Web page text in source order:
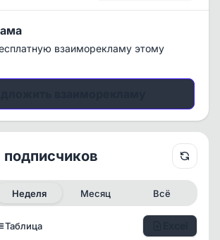
взаиморекламу этому
Неделя Месяц Всё
Таблица